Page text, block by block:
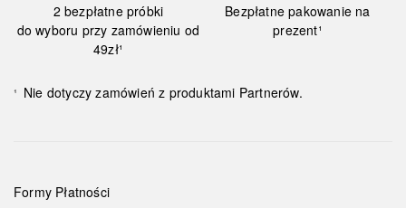
2 bezpłatne próbki
do wyboru przy zamówieniu od
49zł¹
Bezpłatne pakowanie na
prezent¹
¹ Nie dotyczy zamówień z produktami Partnerów.
Formy Płatności